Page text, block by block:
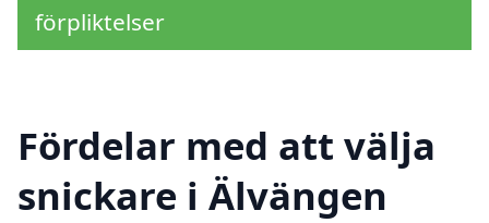
förpliktelser
Fördelar med att välja
snickare i Älvängen